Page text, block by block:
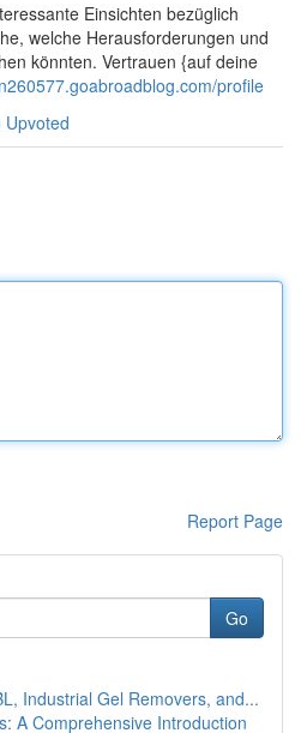
Einsichten bezüglich
welche Herausforderungen und
könnten. Vertrauen {auf deine
profile
Upvoted
Report Page
Go
Industrial Gel Removers, and...
A Comprehensive Introduction